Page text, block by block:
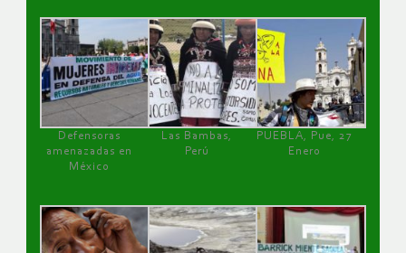
Defensoras
amenazadas en
México
Las Bambas,
Perú
PUEBLA, Pue, 27
Enero